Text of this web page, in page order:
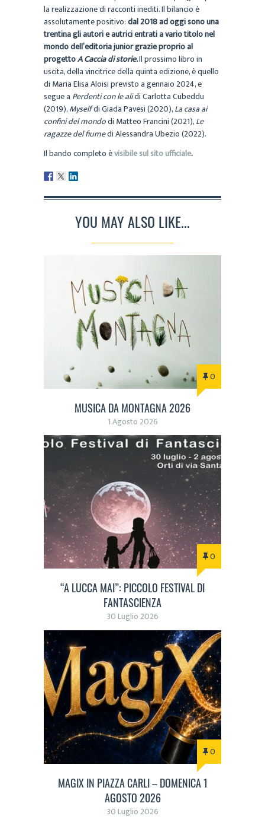
la realizzazione di racconti inediti. Il bilancio è
assolutamente positivo:dal 2018 ad oggi sono una
trentina gli autori e autrici entrati a vario titolo nel
mondo dell’editoria junior grazie proprio al
progettoA Caccia di storie.Il prossimo libro in
uscita, della vincitrice della quinta edizione, è quello
di Maria Elisa Aloisi previsto a gennaio 2024, e
segue a Perdenti con le alidi Carlotta Cubeddu
(2019),Myselfdi Giada Pavesi (2020),La casa ai
confini del mondodi Matteo Francini (2021),Le
ragazze del fiumedi Alessandra Ubezio (2022).
Il bando completo èvisibile sul sito ufficiale.
YOU MAY ALSO LIKE...
0
MUSICA DA MONTAGNA 2026
1 Agosto 2026
0
“A LUCCA MAI”: PICCOLO FESTIVAL DI
FANTASCIENZA
30 Luglio 2026
0
MAGIX IN PIAZZA CARLI – DOMENICA 1
AGOSTO 2026
30 Luglio 2026